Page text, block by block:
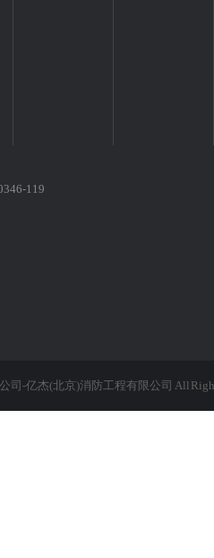
119
司-亿杰(北京)消防工程有限公司 All